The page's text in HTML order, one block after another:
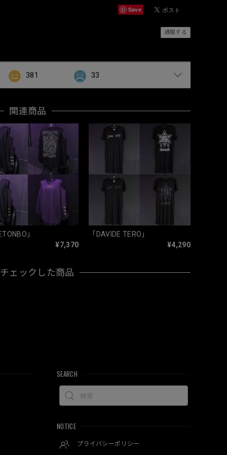
Save
通報する
381 33
関連商品
」
¥7,370
「DAVIDE TERO」
¥4,290
ェックした商品
SEARCH
NOTICE
プライバシーポリシー